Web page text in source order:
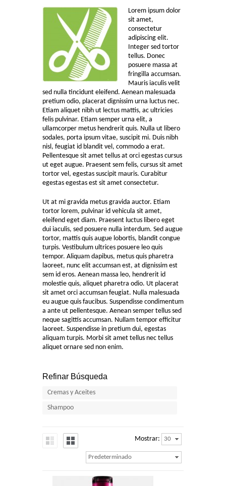
Lorem ipsum dolor
sit amet,
consectetur
adipiscing elit.
Integer sed tortor
tellus. Donec
posuere massa at
fringilla accumsan.
Mauris iaculis velit
sed nulla tincidunt eleifend. Aenean malesuada
pretium odio, placerat dignissim urna luctus nec.
Etiam aliquet nibh ut lectus mattis, ac ultricies
felis pulvinar. Etiam semper urna elit, a
ullamcorper metus hendrerit quis. Nulla ut libero
sodales, porta ipsum vitae, suscipit mi. Duis nibh
nisl, feugiat id blandit vel, commodo a erat.
Pellentesque sit amet tellus at orci egestas cursus
ut eget augue. Praesent sem felis, cursus sit amet
tortor vel, egestas suscipit mauris. Curabitur
egestas egestas est sit amet consectetur.
Ut at mi gravida metus gravida auctor. Etiam
tortor lorem, pulvinar id vehicula sit amet,
eleifend eget diam. Praesent luctus libero eget
dui iaculis, sed posuere nulla interdum. Sed augue
tortor, mattis quis augue lobortis, blandit congue
turpis. Vestibulum ultrices posuere leo quis
tempor. Aliquam dapibus, metus quis pharetra
laoreet, nunc elit accumsan est, at dignissim est
sem id eros. Aenean massa leo, hendrerit id
molestie quis, aliquet pharetra odio. Ut placerat
sit amet orci accumsan feugiat. Nulla malesuada
eu augue quis faucibus. Suspendisse condimentum
a ante ut pellentesque. Aenean semper tellus sed
neque sagittis accumsan. Nullam tempor efficitur
laoreet. Suspendisse in pretium dui, egestas
aliquam turpis. Morbi sit amet tellus nec tellus
aliquet ornare sed non enim.
Refinar Búsqueda
Cremas y Aceites
Shampoo
Mostrar: 30
Predeterminado